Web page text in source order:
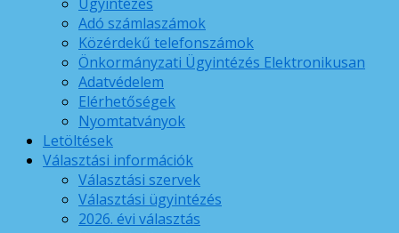
Adó számlaszámok
Közérdekű telefonszámok
Önkormányzati Ügyintézés Elektronikusan
Adatvédelem
Elérhetőségek
Nyomtatványok
Letöltések
Választási információk
Választási szervek
Választási ügyintézés
2026. évi választás